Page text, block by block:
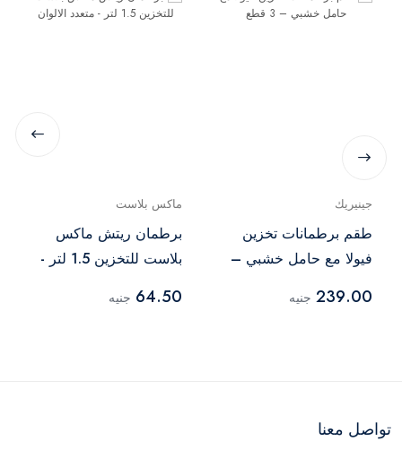
جينيريك
طقم برطمانات تخزين
فيولا مع حامل خشبي –
239.00 جنيه
ماكس بلاست
برطمان ريتش ماكس
بلاست للتخزين 1.5 لتر -
64.50 جنيه
تواصل معنا